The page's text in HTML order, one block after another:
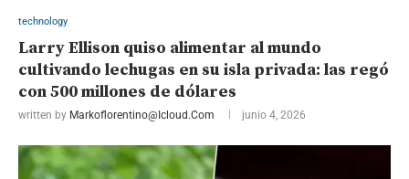
technology
Larry Ellison quiso alimentar al mundo
cultivando lechugas en su isla privada: las regó
con 500 millones de dólares
written by Markoflorentino@icloud.com junio 4, 2026